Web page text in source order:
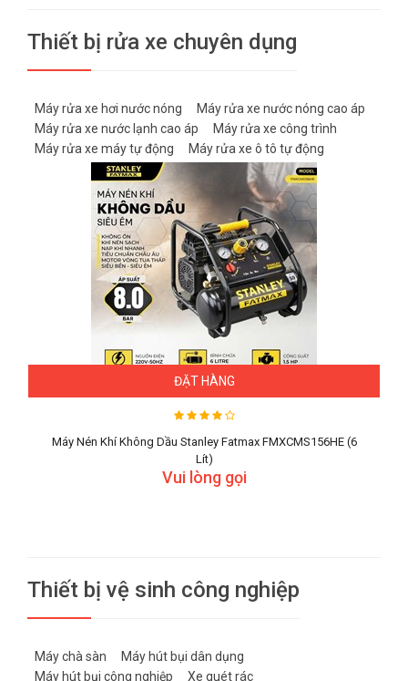
Thiết bị rửa xe chuyên dụng
Máy rửa xe hơi nước nóng
Máy rửa xe nước nóng cao áp
Máy rửa xe nước lạnh cao áp
Máy rửa xe công trình
Máy rửa xe máy tự động
Máy rửa xe ô tô tự động
ĐẶT HÀNG
Máy Nén Khí Không Dầu Stanley Fatmax FMXCMS156HE (6
Lít)
Vui lòng gọi
Thiết bị vệ sinh công nghiệp
Máy chà sàn
Máy hút bụi dân dụng
Máy hút bụi công nghiệp
Xe quét rác